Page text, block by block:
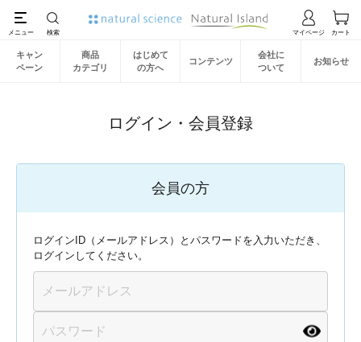
キャン
ペーン
商品
カテゴリ
はじめて
の方へ
コンテンツ
会社に
ついて
お知らせ
ログイン・会員登録
会員の方
ログインID（メールアドレス）とパスワードを入力いただき、
ログインしてください。